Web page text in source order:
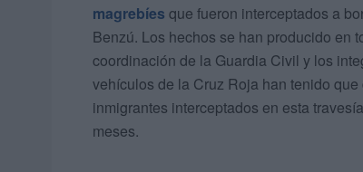
magrebíes que fueron interceptados a
Benzú. Los hechos se han producido en
coordinación de la Guardia Civil y los
vehículos de la Cruz Roja han tenido
inmigrantes interceptados en esta
meses.